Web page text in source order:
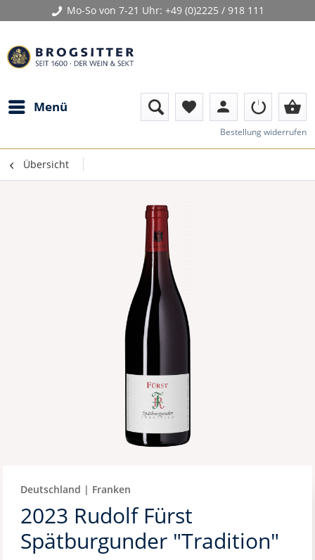
Mo-So von 7-21 Uhr: +49 (0)2225 / 918 111
Menü favorite person shopping_basket
Bestellung widerrufen
Übersicht
Deutschland | Franken
2023 Rudolf Fürst
Spätburgunder "Tradition"